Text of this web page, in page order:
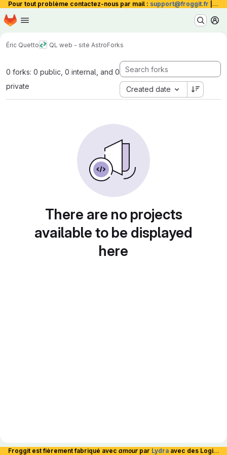
Pour tout problème contactez-nous par mail : support@froggit.fr La
Skip to main content
Homepage
Éric Quetto QL web - site AstroForks
0 forks: 0 public, 0 internal, and 0
private
Created date
There are no projects
available to be displayed
here
Froggit est fièrement fabriqué avec amour par Lydra avec des Logiciels Libres et hébergé en